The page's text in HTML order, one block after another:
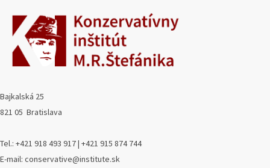
Bajkalská 25
821 05 Bratislava
Tel.: +421 918 493 917 | +421 915 874 744
E-mail: conservative@institute.sk